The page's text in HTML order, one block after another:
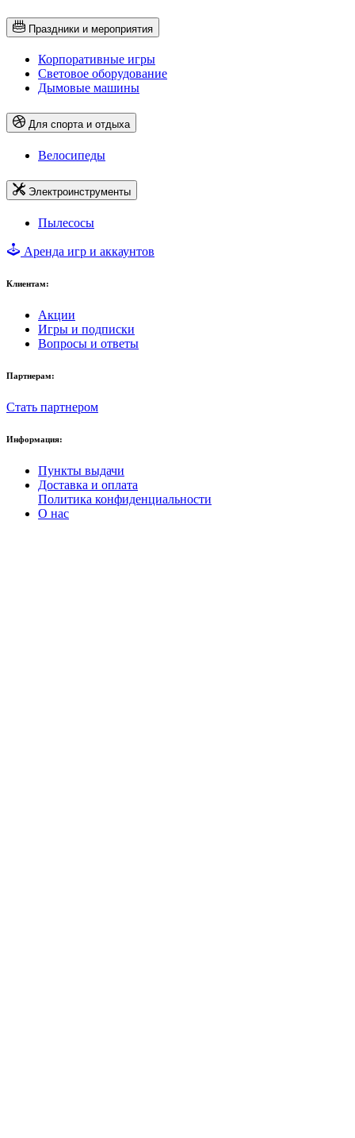
Праздники и мероприятия
Корпоративные игры
Световое оборудование
Дымовые машины
Для спорта и отдыха
Велосипеды
Электроинструменты
Пылесосы
Аренда игр и аккаунтов
Клиентам:
Акции
Игры и подписки
Вопросы и ответы
Партнерам:
Стать партнером
Информация:
Пункты выдачи
Доставка и оплата
Политика конфиденциальности
О нас